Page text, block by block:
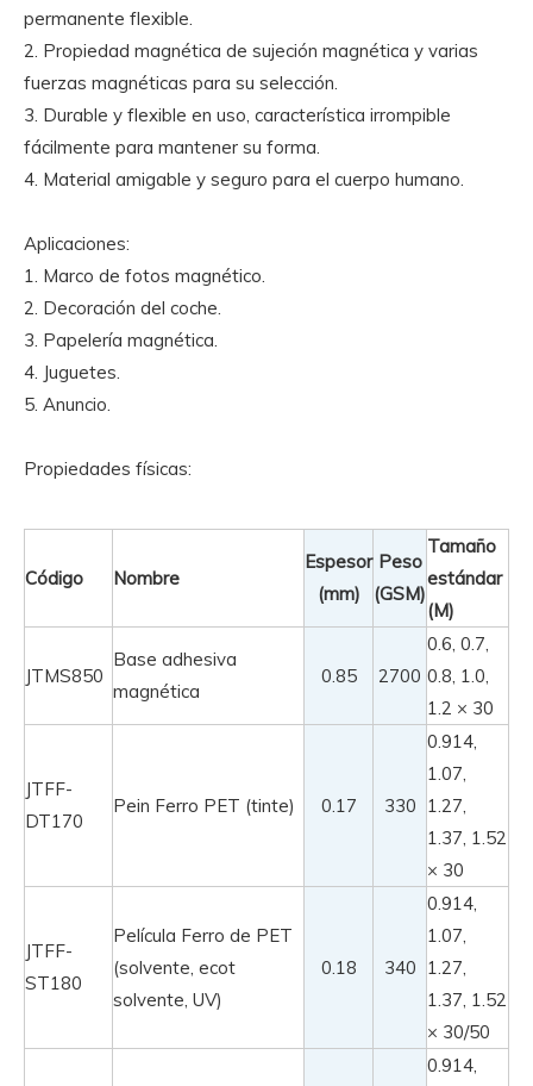
permanente flexible.
2. Propiedad magnética de sujeción magnética y varias
fuerzas magnéticas para su selección.
3. Durable y flexible en uso, característica irrompible
fácilmente para mantener su forma.
4. Material amigable y seguro para el cuerpo humano.
Aplicaciones:
1. Marco de fotos magnético.
2. Decoración del coche.
3. Papelería magnética.
4. Juguetes.
5. Anuncio.
Propiedades físicas:
Código Nombre
Espesor
(mm)
Peso
(GSM)
Tamaño
estándar
(M)
JTMS850
Base adhesiva
magnética
0.85 2700
0.6, 0.7,
0.8, 1.0,
1.2 × 30
JTFF-
DT170
Pein Ferro PET (tinte) 0.17 330
0.914,
1.07,
1.27,
1.37, 1.52
× 30
JTFF-
ST180
Película Ferro de PET
(solvente, ecot
solvente, UV)
0.18 340
0.914,
1.07,
1.27,
1.37, 1.52
× 30/50
0.914,